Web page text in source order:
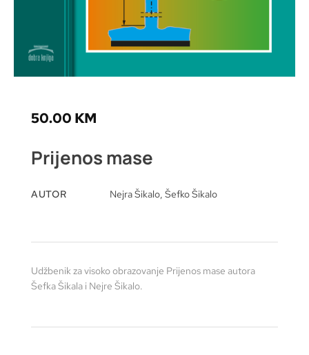
50.00 KM
Prijenos mase
AUTOR Nejra Šikalo, Šefko Šikalo
Udžbenik za visoko obrazovanje Prijenos mase autora
Šefka Šikala i Nejre Šikalo.